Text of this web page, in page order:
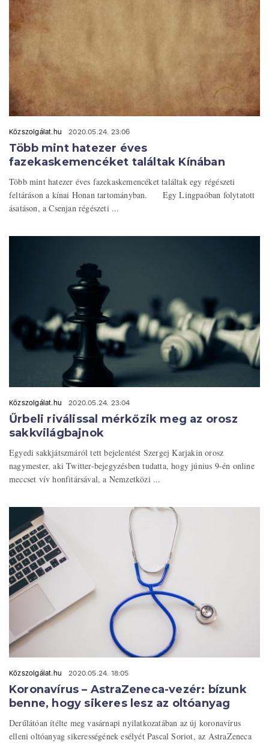
Közszolgálat.hu 2020.05.24. 23:06
Több mint hatezer éves
fazekaskemencéket találtak Kínában
Több mint hatezer éves fazekaskemencéket találtak egy régészeti
feltáráson a kínai Honan tartományban. Egy Lingpaóban folytatott
ásatáson, a Csenjan régészeti ...
Közszolgálat.hu 2020.05.24. 23:04
Űrbeli riválissal mérkőzik meg az orosz
sakkvilágbajnok
Egyedi sakkjátszmáról tett bejelentést Szergej Karjakin orosz
nagymester, aki Twitter-bejegyzésben tudatta, hogy június 9-én online
meccset vív honfitársával, a Nemzetközi ...
Közszolgálat.hu 2020.05.24. 18:05
Koronavírus – AstraZeneca-vezér: bízunk
benne, hogy sikeres lesz az oltóanyag
Derűlátóan ítélte meg vasárnapi nyilatkozatában az új koronavírus
elleni oltóanyag sikerességének esélyét Pascal Soriot, az AstraZeneca